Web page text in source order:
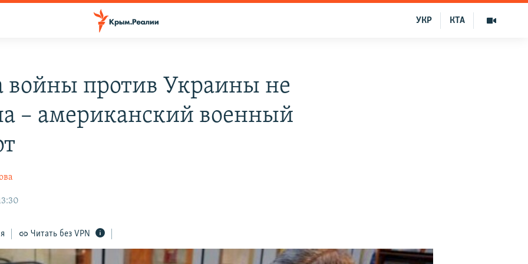
КТА
УКР
войны против Украины не
– американский военный
Читать без VPN